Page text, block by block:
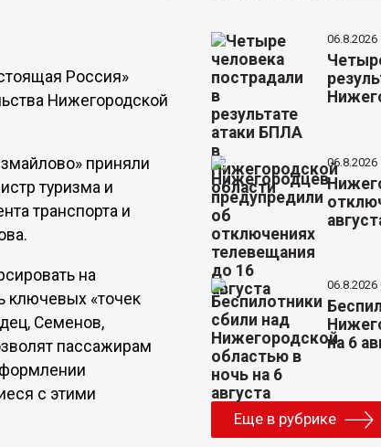
Россия»
Нижегородской
приняли
туризма и
транспорта и
на
ключевых «точек
Семенов,
пассажирам
с этими
06.8.2026
06.8.2026
06.8.2026
на 6
Еще в рубрике